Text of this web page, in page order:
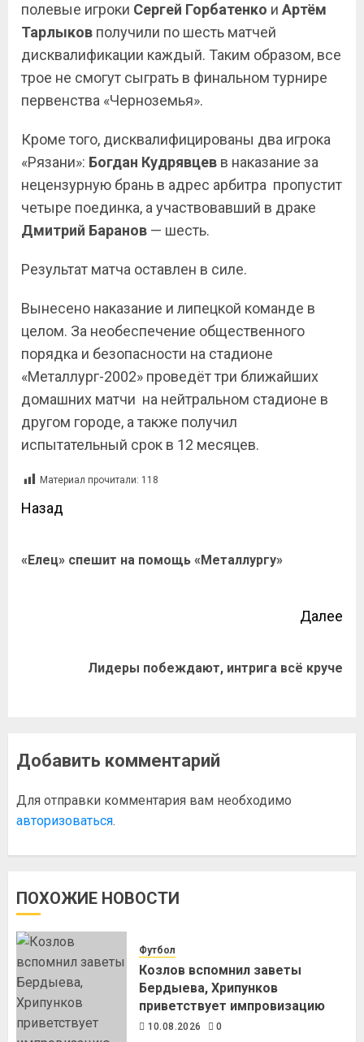
полевые игроки Сергей Горбатенко и Артём
Тарлыков получили по шесть матчей
дисквалификации каждый. Таким образом, все
трое не смогут сыграть в финальном турнире
первенства «Черноземья».
Кроме того, дисквалифицированы два игрока
«Рязани»: Богдан Кудрявцев в наказание за
нецензурную брань в адрес арбитра пропустит
четыре поединка, а участвовавший в драке
Дмитрий Баранов — шесть.
Результат матча оставлен в силе.
Вынесено наказание и липецкой команде в
целом. За необеспечение общественного
порядка и безопасности на стадионе
«Металлург-2002» проведёт три ближайших
домашних матчи на нейтральном стадионе в
другом городе, а также получил
испытательный срок в 12 месяцев.
Материал прочитали: 118
Назад
«Елец» спешит на помощь «Металлургу»
Далее
Лидеры побеждают, интрига всё круче
Добавить комментарий
Для отправки комментария вам необходимо
авторизоваться.
ПОХОЖИЕ НОВОСТИ
Футбол
Козлов вспомнил заветы
Бердыева, Хрипунков
приветствует импровизацию
10.08.2026 0